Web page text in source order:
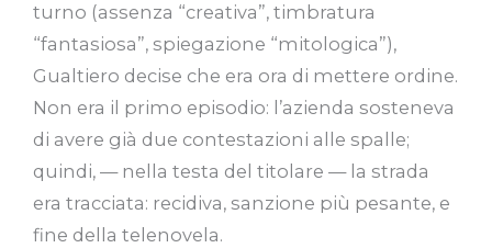
turno (assenza “creativa”, timbratura
“fantasiosa”, spiegazione “mitologica”),
Gualtiero decise che era ora di mettere ordine.
Non era il primo episodio: l’azienda sosteneva
di avere già due contestazioni alle spalle;
quindi, — nella testa del titolare — la strada
era tracciata: recidiva, sanzione più pesante, e
fine della telenovela.